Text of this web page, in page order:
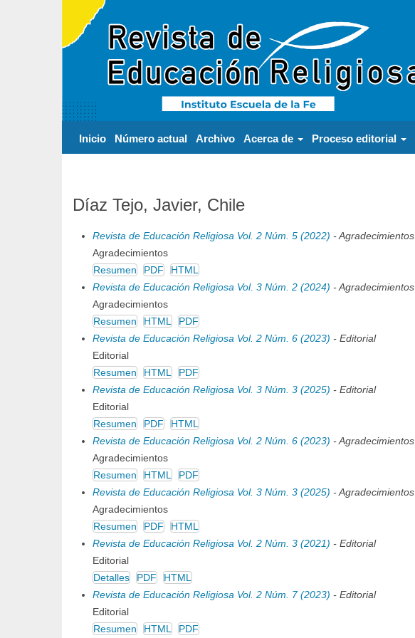
Inicio Número actual Archivo Acerca de Proceso editorial
Díaz Tejo, Javier, Chile
Revista de Educación Religiosa Vol. 2 Núm. 5 (2022) - Agradecimientos
Agradecimientos
Resumen
PDF
HTML
Revista de Educación Religiosa Vol. 3 Núm. 2 (2024) - Agradecimientos
Agradecimientos
Resumen
HTML
PDF
Revista de Educación Religiosa Vol. 2 Núm. 6 (2023) - Editorial
Editorial
Resumen
HTML
PDF
Revista de Educación Religiosa Vol. 3 Núm. 3 (2025) - Editorial
Editorial
Resumen
PDF
HTML
Revista de Educación Religiosa Vol. 2 Núm. 6 (2023) - Agradecimientos
Agradecimientos
Resumen
HTML
PDF
Revista de Educación Religiosa Vol. 3 Núm. 3 (2025) - Agradecimientos
Agradecimientos
Resumen
PDF
HTML
Revista de Educación Religiosa Vol. 2 Núm. 3 (2021) - Editorial
Editorial
Detalles
PDF
HTML
Revista de Educación Religiosa Vol. 2 Núm. 7 (2023) - Editorial
Editorial
Resumen
HTML
PDF